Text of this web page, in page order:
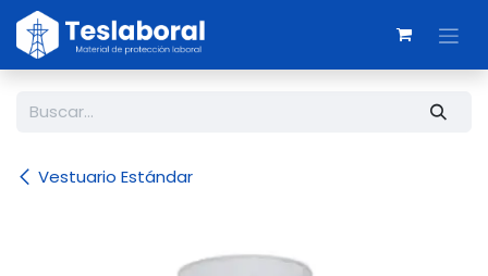
Ir al contenido
Vestuario Estándar